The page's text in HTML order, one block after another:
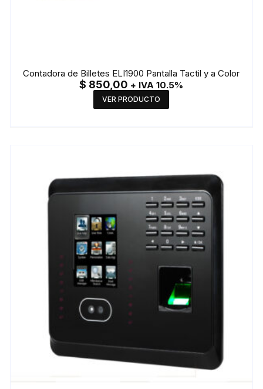
Contadora de Billetes ELI1900 Pantalla Tactil y a Color
$ 850,00 + IVA 10.5%
VER PRODUCTO